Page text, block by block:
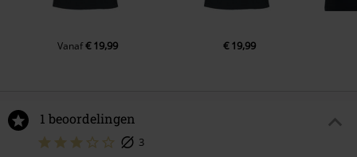
Vanaf€ 19,99 € 19,99
1 beoordelingen
3